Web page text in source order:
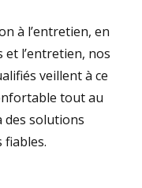
à l’entretien, en
l’entretien, nos
veillent à ce
tout au
des solutions
fiables.